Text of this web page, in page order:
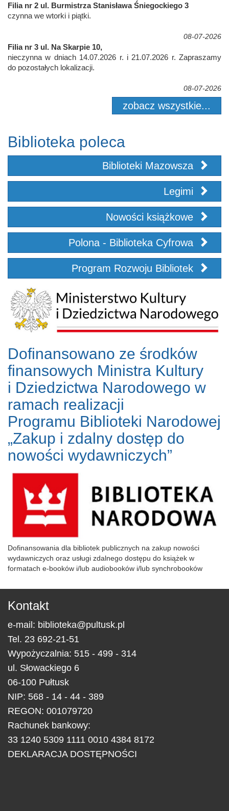
Filia nr 2 ul. Burmistrza Stanisława Śniegockiego 3
czynna we wtorki i piątki.
08-07-2026
Filia nr 3 ul. Na Skarpie 10,
nieczynna w dniach 14.07.2026 r. i 21.07.2026 r. Zapraszamy
do pozostałych lokalizacji.
08-07-2026
zobacz wszystkie...
Biblioteka poleca
Biblioteki Mazowsza
Legimi
Nowości książkowe
Polona - Biblioteka Cyfrowa
Program Rozwoju Bibliotek
Dofinansowano ze środków
finansowych Ministra Kultury
i Dziedzictwa Narodowego w
ramach realizacji
Programu Biblioteki Narodowej
„Zakup i zdalny dostęp do
nowości wydawniczych”
Dofinansowania dla bibliotek publicznych na zakup nowości
wydawniczych oraz usługi zdalnego dostępu do książek w
formatach e-booków i/lub audiobooków i/lub synchrobooków
Kontakt
e-mail: biblioteka@pultusk.pl
Tel. 23 692-21-51
Wypożyczalnia: 515 - 499 - 314
ul. Słowackiego 6
06-100 Pułtusk
NIP: 568 - 14 - 44 - 389
REGON: 001079720
Rachunek bankowy:
33 1240 5309 1111 0010 4384 8172
DEKLARACJA DOSTĘPNOŚCI